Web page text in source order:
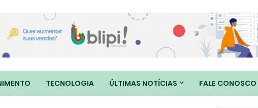
TECNOLOGIA ÚLTIMAS NOTÍCIAS FALE CONOSCO